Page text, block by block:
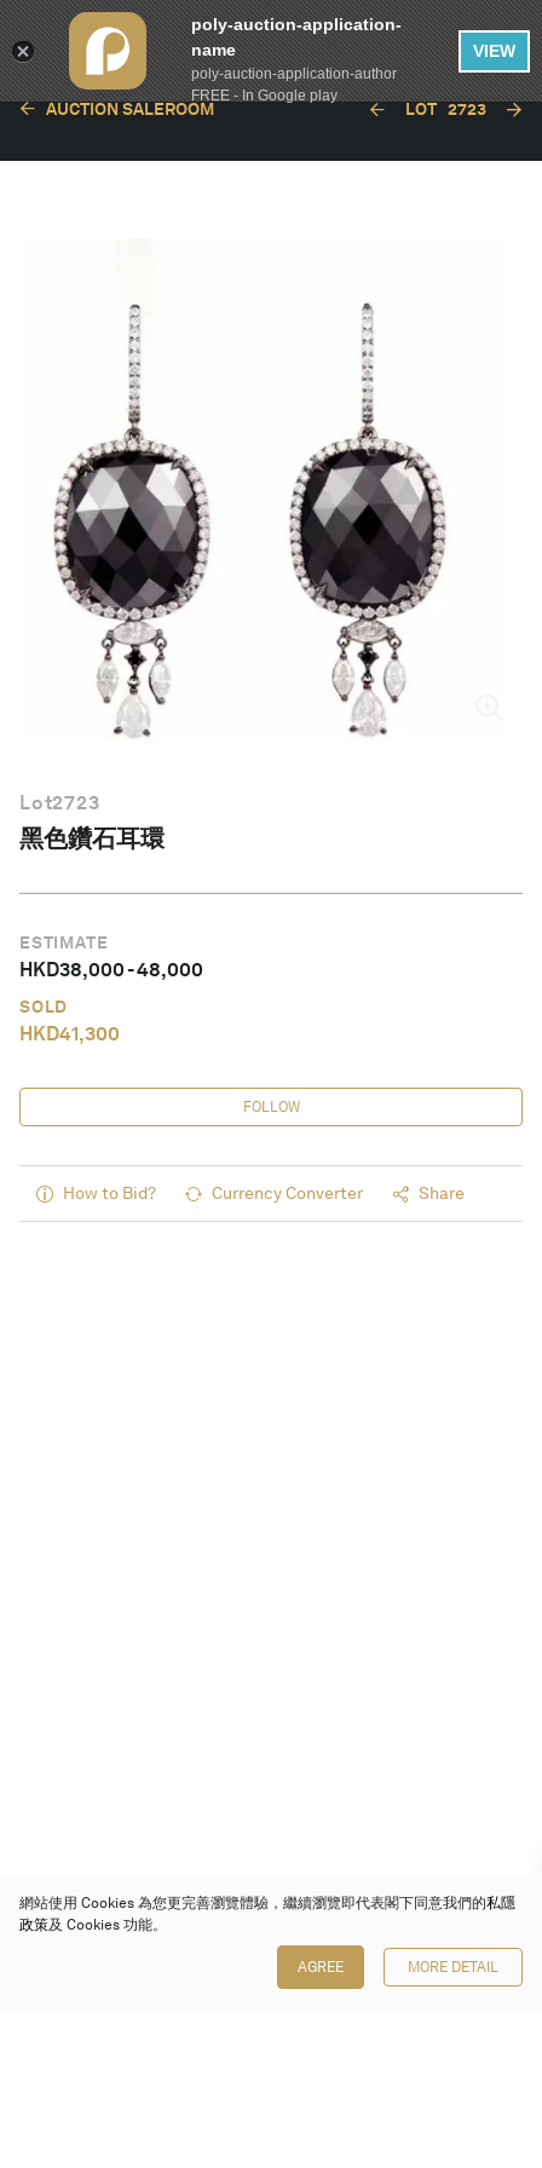
繁體中文
AUCTION SALEROOM LOT 2723
Lot2723
黑色鑽石耳環
ESTIMATE
HKD38,000-48,000
SOLD
HKD41,300
FOLLOW
How to Bid? Currency Converter Share
網站使用 Cookies 為您更完善瀏覽體驗，繼續瀏覽即代表閣下同意我們的私隱
政策及 Cookies 功能。
AGREE MORE DETAIL
poly-auction-application-
name
poly-auction-application-author
FREE - In Google play
VIEW